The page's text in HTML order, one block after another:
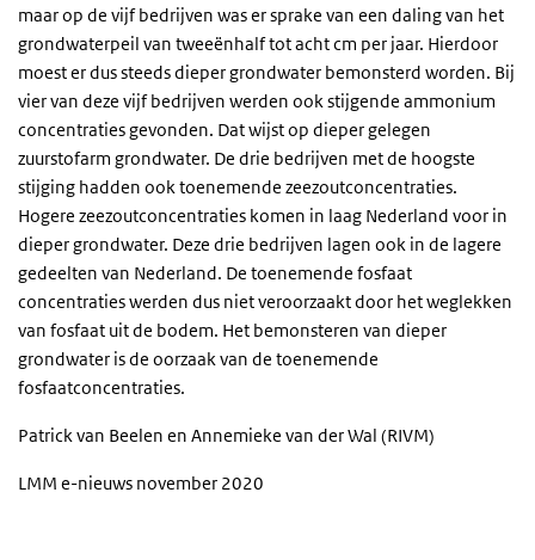
maar op de vijf bedrijven was er sprake van een daling van het
grondwaterpeil van tweeënhalf tot acht cm per jaar. Hierdoor
moest er dus steeds dieper grondwater bemonsterd worden. Bij
vier van deze vijf bedrijven werden ook stijgende ammonium
concentraties gevonden. Dat wijst op dieper gelegen
zuurstofarm grondwater. De drie bedrijven met de hoogste
stijging hadden ook toenemende zeezoutconcentraties.
Hogere zeezoutconcentraties komen in laag Nederland voor in
dieper grondwater. Deze drie bedrijven lagen ook in de lagere
gedeelten van Nederland. De toenemende fosfaat
concentraties werden dus niet veroorzaakt door het weglekken
van fosfaat uit de bodem. Het bemonsteren van dieper
grondwater is de oorzaak van de toenemende
fosfaatconcentraties.
Patrick van Beelen en Annemieke van der Wal (RIVM)
LMM e-nieuws november 2020